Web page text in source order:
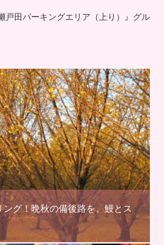
戸田パーキングエリア（上り）』グル
グ！晩秋の備後路を、鰻とス